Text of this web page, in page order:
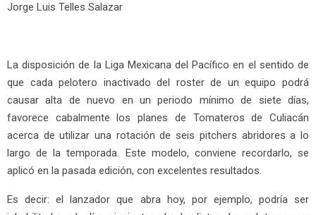
Jorge Luis Telles Salazar
La disposición de la Liga Mexicana del Pacífico en el sentido de
que cada pelotero inactivado del roster de un equipo podrá
causar alta de nuevo en un periodo mínimo de siete días,
favorece cabalmente los planes de Tomateros de Culiacán
acerca de utilizar una rotación de seis pitchers abridores a lo
largo de la temporada. Este modelo, conviene recordarlo, se
aplicó en la pasada edición, con excelentes resultados.
Es decir: el lanzador que abra hoy, por ejemplo, podría ser